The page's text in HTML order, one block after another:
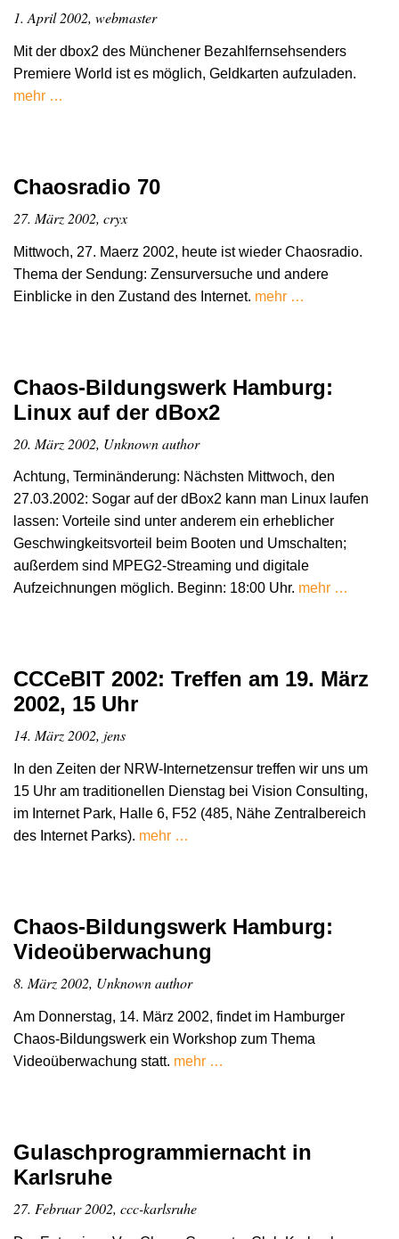
1. April 2002, webmaster
Mit der dbox2 des Münchener Bezahlfernsehsenders
Premiere World ist es möglich, Geldkarten aufzuladen.
mehr …
Chaosradio 70
27. März 2002, cryx
Mittwoch, 27. Maerz 2002, heute ist wieder Chaosradio.
Thema der Sendung: Zensurversuche und andere
Einblicke in den Zustand des Internet. mehr …
Chaos-Bildungswerk Hamburg:
Linux auf der dBox2
20. März 2002, Unknown author
Achtung, Terminänderung: Nächsten Mittwoch, den
27.03.2002: Sogar auf der dBox2 kann man Linux laufen
lassen: Vorteile sind unter anderem ein erheblicher
Geschwingkeitsvorteil beim Booten und Umschalten;
außerdem sind MPEG2-Streaming und digitale
Aufzeichnungen möglich. Beginn: 18:00 Uhr. mehr …
CCCeBIT 2002: Treffen am 19. März
2002, 15 Uhr
14. März 2002, jens
In den Zeiten der NRW-Internetzensur treffen wir uns um
15 Uhr am traditionellen Dienstag bei Vision Consulting,
im Internet Park, Halle 6, F52 (485, Nähe Zentralbereich
des Internet Parks). mehr …
Chaos-Bildungswerk Hamburg:
Videoüberwachung
8. März 2002, Unknown author
Am Donnerstag, 14. März 2002, findet im Hamburger
Chaos-Bildungswerk ein Workshop zum Thema
Videoüberwachung statt. mehr …
Gulaschprogrammiernacht in
Karlsruhe
27. Februar 2002, ccc-karlsruhe